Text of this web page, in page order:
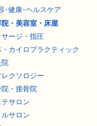
･健康･ヘルスケア
院・美容室・床屋
サージ・指圧
カイロプラクティック
レクソロジー
・接骨院
テサロン
ルサロン